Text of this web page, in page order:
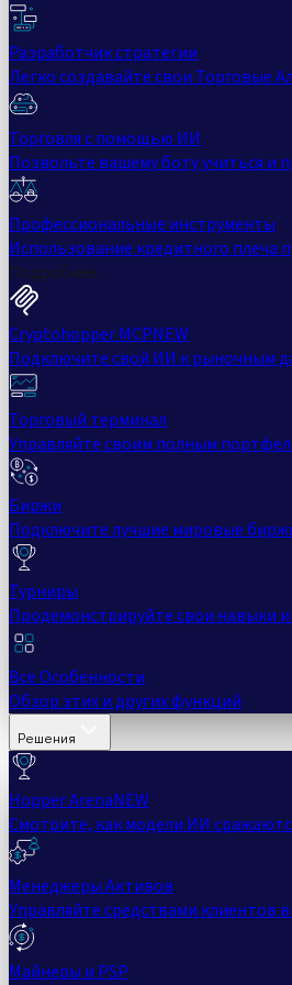
Разработчик стратегии
Легко создавайте свои Торговые
Торговля с помощью ИИ
Позвольте вашему боту учиться и
Профессиональные инструменты
Использование кредитного
Подробнее
Cryptohopper MCPNEW
Подключите свой ИИ к рыночным
Торговый терминал
Управляйте своим полным
Биржи
Подключите лучшие мировые
Турниры
Продемонстрируйте свои навыки
Все Особенности
Обзор этих и других функций
Решения
Hopper ArenaNEW
Смотрите, как модели ИИ
Менеджеры Активов
Управляйте средствами клиентов
Майнеры и PSP